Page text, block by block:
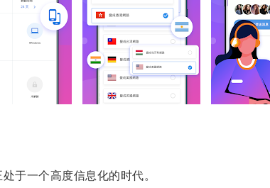
于一个高度信息化的时代。